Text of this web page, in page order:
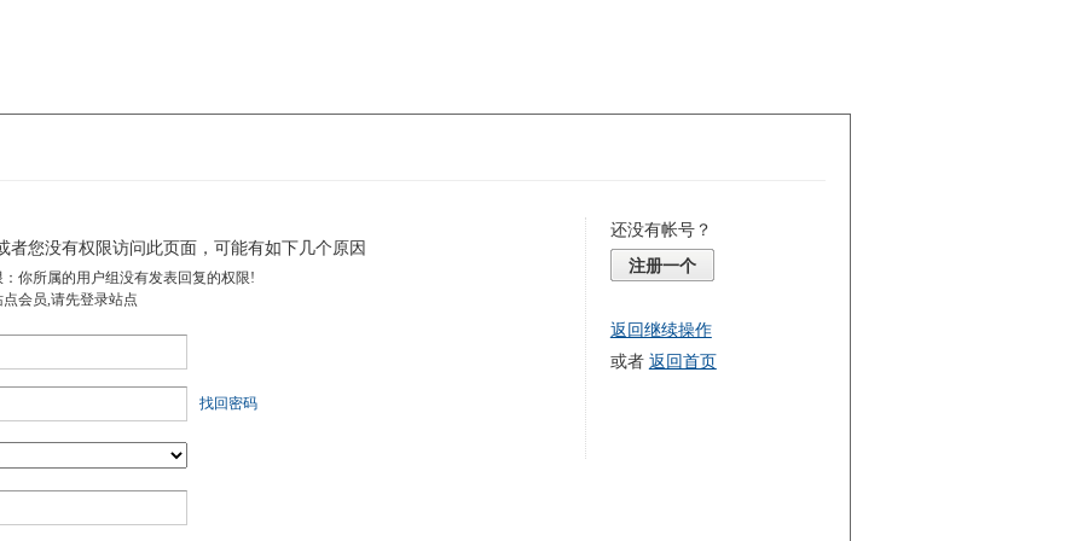
者您没有权限访问此页面，可能有如下几个原因
你所属的用户组没有发表回复的权限!
会员,请先登录站点
找回密码
还没有帐号？
注册一个
返回继续操作
或者 返回首页